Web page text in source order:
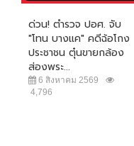
ด่วน! ตำรวจ ปอศ. จับ
"โทน บางแค" คดีฉ้อโกง
ประชาชน ตุ๋นขายกล้อง
ส่องพระ...
6 สิงหาคม 2569
4,796